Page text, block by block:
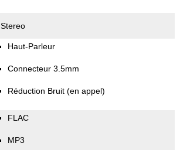
Stereo
Haut-Parleur
Connecteur 3.5mm
Réduction Bruit (en appel)
FLAC
MP3